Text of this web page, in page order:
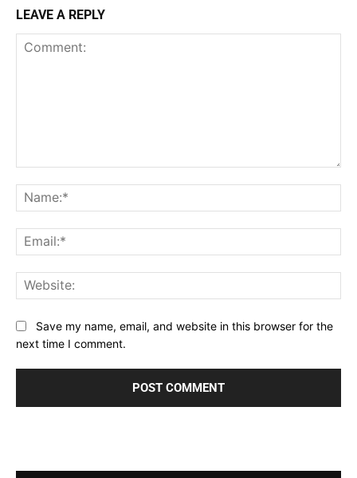
LEAVE A REPLY
Save my name, email, and website in this browser for the
next time I comment.